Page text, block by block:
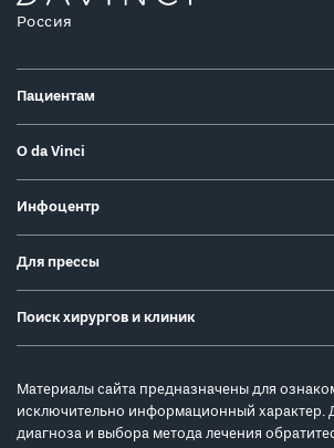
Россия
Пациентам
О da Vinci
Инфоцентр
Для прессы
Поиск хирургов и клиник
Материалы сайта предназначены для
исключительно информационный характер.
диагноза и выбора метода лечения